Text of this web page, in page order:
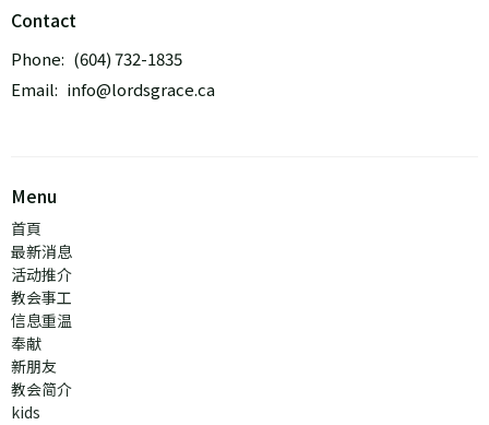
Contact
Phone: (604) 732-1835
Email: info@lordsgrace.ca
Menu
首頁
最新消息
活动推介
教会事工
信息重温
奉献
新朋友
教会简介
kids